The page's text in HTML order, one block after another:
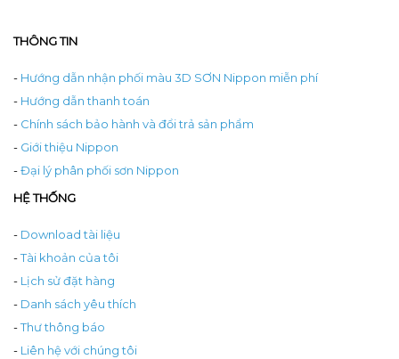
THÔNG TIN
- Hướng dẫn nhận phối màu 3D SƠN Nippon miễn phí
- Hướng dẫn thanh toán
- Chính sách bảo hành và đổi trả sản phẩm
- Giới thiệu Nippon
-Đại lý phân phối sơn Nippon
HỆ THỐNG
- Download tài liệu
-Tài khoản của tôi
- Lịch sử đặt hàng
- Danh sách yêu thích
-Thư thông báo
- Liên hệ với chúng tôi